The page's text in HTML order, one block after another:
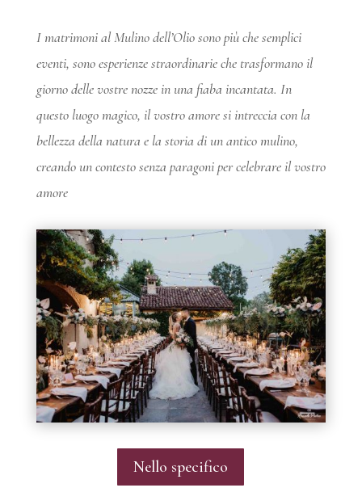
I matrimoni al Mulino dell’Olio sono più che semplici
eventi, sono esperienze straordinarie che trasformano il
giorno delle vostre nozze in una fiaba incantata. In
questo luogo magico, il vostro amore si intreccia con la
bellezza della natura e la storia di un antico mulino,
creando un contesto senza paragoni per celebrare il vostro
amore
Nello specifico